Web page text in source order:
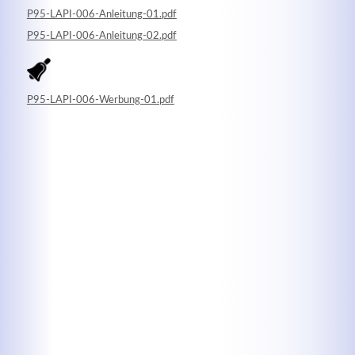
P95-LAPI-006-Anleitung-01.pdf
P95-LAPI-006-Anleitung-02.pdf
P95-LAPI-006-Werbung-01.pdf
elit. Aenean commodo ligula eget dolor.